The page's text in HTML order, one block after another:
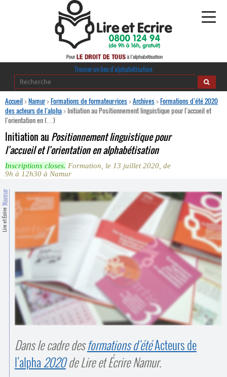
Alphabétisation
Regards croisés
·
journaldelalpha.be
Comprendre et parler
Bienvenue en Belgique
Espace presse
Contacts
Trouver un lieu d’alphabétisation
Trouver un lieu d’alphabétisation
Accueil>Namur>Formations de formateur·rices>Archives>Formations d’été 2020
des acteurs de l’alpha> Initiation au Positionnement linguistique pour l’accueil et
l’orientation en (…)
Initiation au Positionnement linguistique pour
l’accueil et l’orientation en alphabétisation
Inscriptions closes. Formation, le 13 juillet 2020, de
9h à 12h30 à Namur
Lire et Écrire
Namur
Dans le cadre desformations d’étéActeurs de
l’alpha2020de Lire et Écrire Namur.